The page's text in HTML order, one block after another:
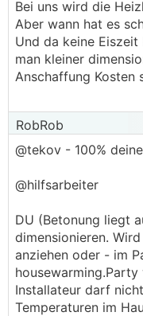
Bei uns wird die
Aber wann hat es
Und da keine
man kleiner
Anschaffung Kosten
RobRob
@tekov - 100%
@hilfsarbeiter
DU (Betonung liegt
dimensionieren.
anziehen oder - im
Installateur darf
Temperaturen im